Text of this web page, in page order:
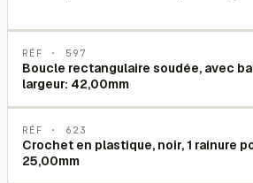
RÉF · 597
Boucle rectangulaire soudée, avec
largeur: 42,00mm
RÉF · 623
Crochet en plastique, noir, 1 rainure
25,00mm